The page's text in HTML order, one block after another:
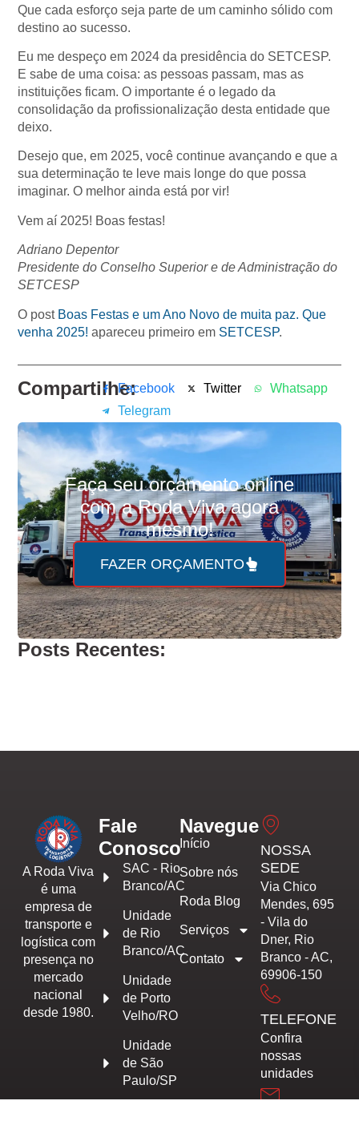
Que cada esforço seja parte de um caminho sólido com
destino ao sucesso.
Eu me despeço em 2024 da presidência do SETCESP.
E sabe de uma coisa: as pessoas passam, mas as
instituições ficam. O importante é o legado da
consolidação da profissionalização desta entidade que
deixo.
Desejo que, em 2025, você continue avançando e que a
sua determinação te leve mais longe do que possa
imaginar. O melhor ainda está por vir!
Vem aí 2025! Boas festas!
Adriano Depentor
Presidente do Conselho Superior e de Administração do
SETCESP
O post Boas Festas e um Ano Novo de muita paz. Que
venha 2025! apareceu primeiro em SETCESP.
Compartilhe:Facebook Twitter
Whatsapp
Telegram
Faça seuorçamento online
com a Roda Viva agora
mesmo!
FAZER ORÇAMENTO
Posts Recentes:
A Roda Viva
é uma
empresa de
transporte e
logística com
presença no
mercado
nacional
desde 1980.
Fale
Conosco
SAC - Rio
Branco/AC
Unidade
de Rio
Branco/AC
Unidade
de Porto
Velho/RO
Unidade
de São
Paulo/SP
Navegue
Início
Sobre nós
Roda Blog
Serviços
Contato
NOSSA
SEDE
Via Chico
Mendes, 695
- Vila do
Dner, Rio
Branco - AC,
69906-150
TELEFONE
Confira
nossas
unidades